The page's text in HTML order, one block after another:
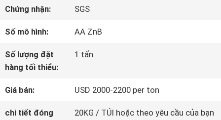
VIDEO
VỀ
CHÚNG
TÔI
Chứng nhận: SGS
Số mô hình: AA ZnB
Số lượng đặt
hàng tối thiểu:
1 tấn
Giá bán: USD 2000-2200 per ton
chi tiết đóng
20KG / TÚI hoặc theo yêu cầu của bạn